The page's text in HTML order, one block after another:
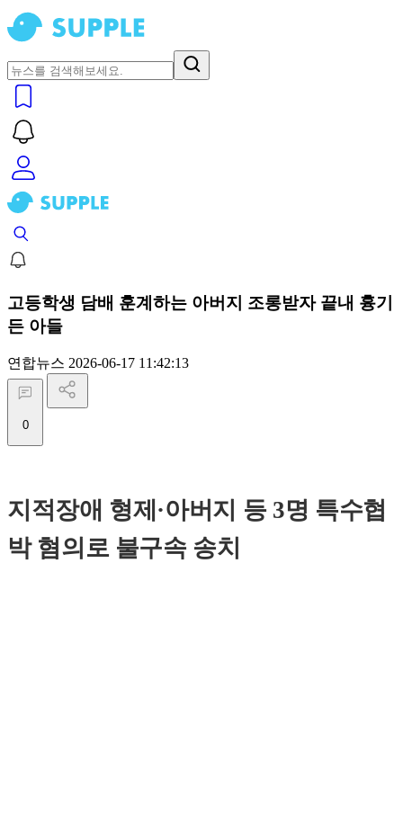
고등학생 담배 훈계하는 아버지 조롱받자 끝내 흉기
든 아들
연합뉴스 2026-06-17 11:42:13
0
지적장애 형제·아버지 등 3명 특수협
박 혐의로 불구속 송치